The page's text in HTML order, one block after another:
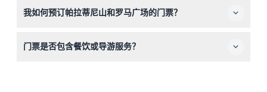
有游客和行李都需接受安检。
我如何预订帕拉蒂尼山和罗马广场的门票？
日期和时间。
门票是否包含餐饮或导游服务？